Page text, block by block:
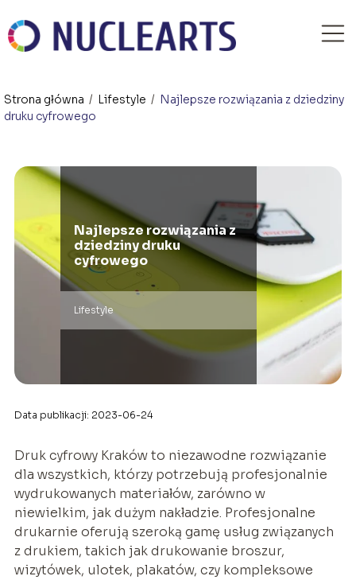
Strona główna / Lifestyle / Najlepsze rozwiązania z dziedziny
druku cyfrowego
Najlepsze rozwiązania z
dziedziny druku
cyfrowego
Lifestyle
Data publikacji: 2023-06-24
Druk cyfrowy Kraków to niezawodne rozwiązanie
dla wszystkich, którzy potrzebują profesjonalnie
wydrukowanych materiałów, zarówno w
niewielkim, jak dużym nakładzie. Profesjonalne
drukarnie oferują szeroką gamę usług związanych
z drukiem, takich jak drukowanie broszur,
wizytówek, ulotek, plakatów, czy kompleksowe